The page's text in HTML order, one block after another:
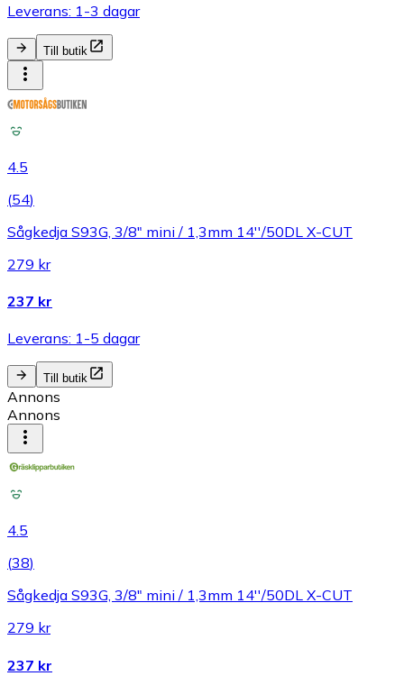
Leverans: 1-3 dagar
Till butik
4.5
(54)
Sågkedja S93G, 3/8" mini / 1,3mm 14''/50DL X-CUT
279 kr
237 kr
Leverans: 1-5 dagar
Till butik
Annons
Annons
4.5
(38)
Sågkedja S93G, 3/8" mini / 1,3mm 14''/50DL X-CUT
279 kr
237 kr